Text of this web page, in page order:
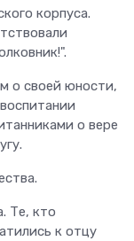
корпуса.
о своей юности,
о вере
Те, кто
к отцу